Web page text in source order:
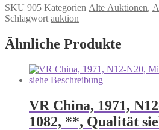
SKU 905 Kategorien Alte Auktionen,
Schlagwort auktion
Ähnliche Produkte
VR China, 1971,
1082, **, Qualität